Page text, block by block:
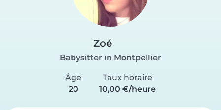
Zoé
Babysitter in Montpellier
Âge
20
Taux horaire
10,00 €/heure